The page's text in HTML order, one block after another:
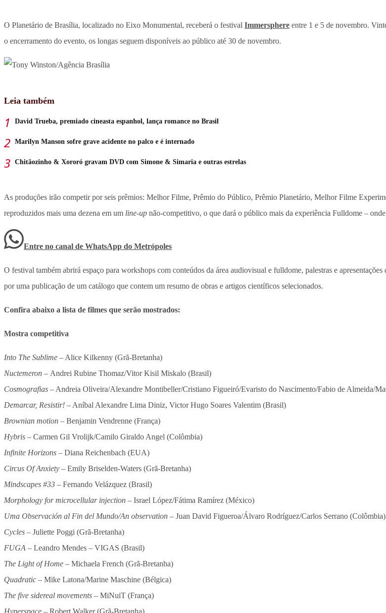
O Planetário de Brasília, localizado no Eixo Monumental, receberá o festival Immersphere entre 1 e 5 de novembro.
o encerramento do evento, os longas seguem disponíveis ao público até 30 de novembro.
Leia também
David Trueba, premiado cineasta espanhol, lança romance no Brasil
Marilyn Manson sofre grave acidente no palco e é internado
Chitãozinho & Xororó gravam DVD com Simone & Simaria e outras estrelas
As produções irão competir por seis prêmios: Melhor Filme, Prêmio do Público, Prêmio Planetário, Melhor Filme
reproduzidos mais uma dezena em um line-up não-competitivo, o que dará o público mais da experiência Fulldome –
Entre no canal de WhatsApp do Metrópoles
O festival também abrirá espaço para workshops com conteúdos da área audiovisual e fulldome, palestras e
por uma publicação de um catálogo que contem um resumo de obras e artigos científicos selecionados.
Confira abaixo a lista de filmes que serão mostrados:
Mostra competitiva
Into The Sublime – Alice Kilkenny (Grã-Bretanha)
Nuctemeron – Andrei Rubine Thomaz/Vitor Kisil Miskalo (Brasil)
Cosmografias – Andreia Oliveira/Alexandre Montibeller/Cristiano Figueiró/Evaristo do Nascimento/Fabio de Almeida/
Demarcar, Resistir! – Aníbal Alexandre Lima Diniz, Victor Hugo Soares Valentim (Brasil)
Brownian motion – Benjamin Vendrenne (França)
Hybris – Carmen Gil Vrolijk/Camilo Giraldo Angel (Colômbia)
Infinite Horizons – Diana Reichenbach (EUA)
Circus Of Anxiety – Emily Briselden-Waters (Grã-Bretanha)
Mindscapes #33 – Fernando Velázquez (Brasil)
Morphology for microcellular injection – Israel López/Fátima Ramírez (México)
Uma Observación al Fin del Mundo/An observation – Juan David Figueroa/Álvaro Rodríguez/Carlos Serrano (Colômbia)
Cycles – Juliette Poggi (Grã-Bretanha)
FUGA – Leandro Mendes – VIGAS (Brasil)
The Light of Home – Michaela French (Grã-Bretanha)
Quadratic – Mike Latona/Marine Maschine (Bélgica)
The five sidereal movements – MiNuiT (França)